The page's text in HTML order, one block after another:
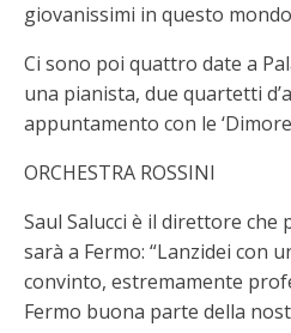
giovanissimi in questo
Ci sono poi quattro date a
una pianista, due quartetti
appuntamento con le
ORCHESTRA ROSSINI
Saul Salucci è il direttore
sarà a Fermo: “Lanzidei con
convinto, estremamente
Fermo buona parte della